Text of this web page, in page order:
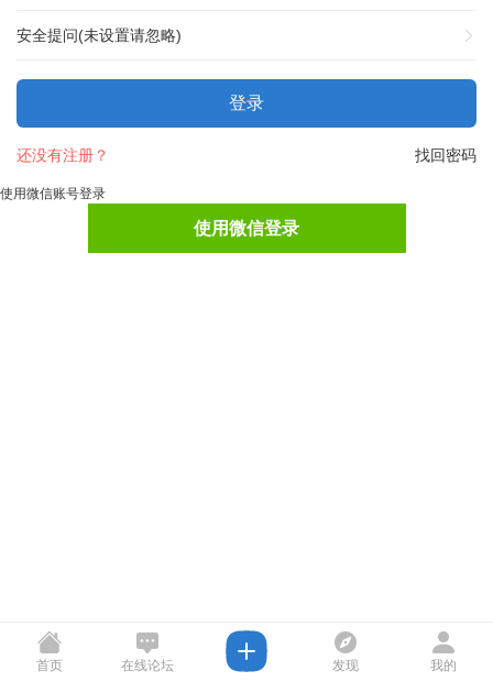
安全提问(未设置请忽略)
登录
找回密码
还没有注册？
使用微信账号登录
使用微信登录
首页 在线论坛 发现 我的